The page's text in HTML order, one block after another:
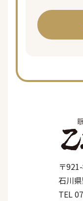
〒
石川
TEL